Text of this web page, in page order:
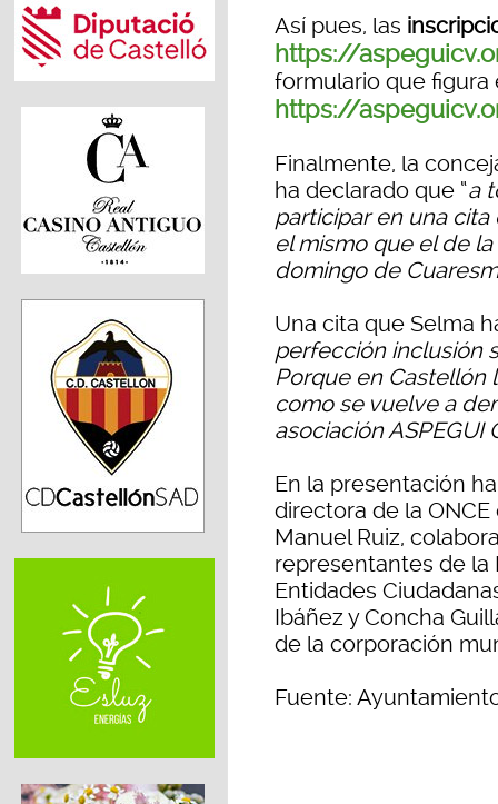
Así pues, las
https://
formulario que figura
https://
Finalmente, la
ha declarado que “a
participar en una
el mismo que el de
domingo de
Una cita que Selma
perfección inclusión
Porque en Castellón
como se vuelve a
asociación ASPEGUI
En la presentación
directora de la
Manuel Ruiz,
representantes de la
Entidades
Ibáñez y Concha
de la corporación
Fuente: